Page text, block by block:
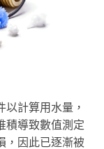
計算用水量，
積導致數值測定
，因此已逐漸被